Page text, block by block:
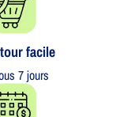
facile​
7 jours